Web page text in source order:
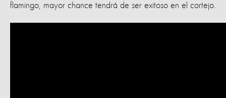
flamingo, mayor chance tendrá de ser exitoso en el cortejo.